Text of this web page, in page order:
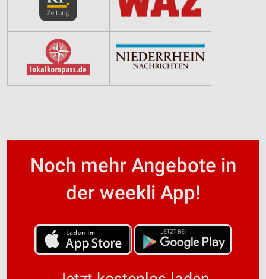
Noch mehr Angebote in
der weekli App!